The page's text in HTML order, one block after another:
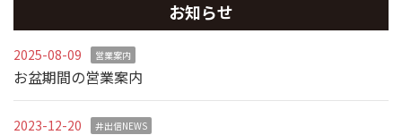
お知らせ
2025-08-09 営業案内
お盆期間の営業案内
2023-12-20 井出信NEWS